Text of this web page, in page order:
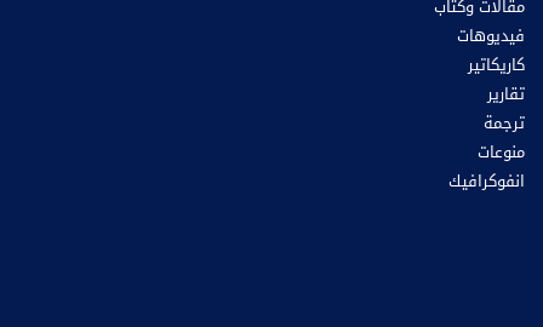
مقالات وكتاب
فيديوهات
كاريكاتير
تقارير
ترجمة
منوعات
انفوكرافيك